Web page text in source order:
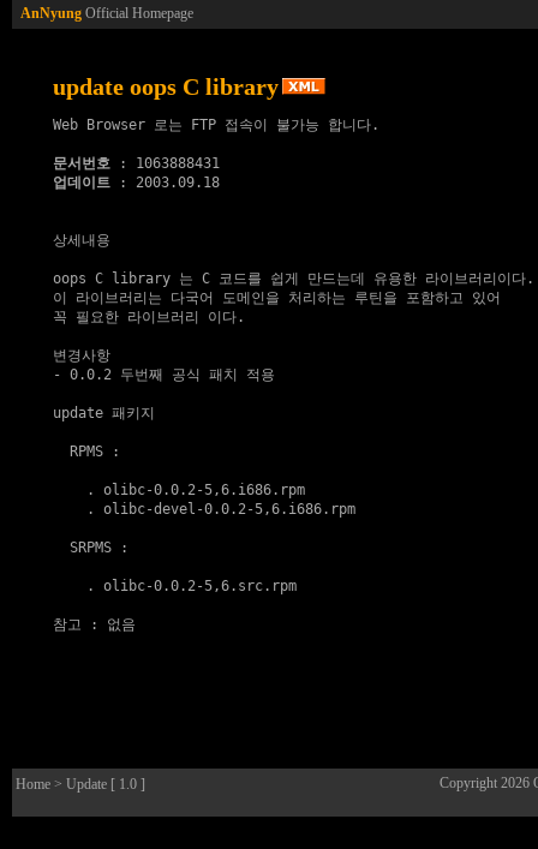
AnNyung Official Homepage
update oops C library
Web Browser 로는 FTP 접속이 불가능 합니다.
문서번호
업데이트 : 2003.09.18
상세내용
oops C library 는 C 코드를 쉽게 만드는데 유용한 라이브러리이다.
이 라이브러리는 다국어 도메인을 처리하는 루틴을 포함하고 있어
꼭 필요한 라이브러리 이다.
변경사항
- 0.0.2 두번째 공식 패치 적용
update 패키지
  RPMS :
    .
olibc-0.0.2-5,6.i686.rpm
    .
olibc-devel-0.0.2-5,6.i686.rpm
  SRPMS :
    .
olibc-0.0.2-5,6.src.rpm
참고 : 없음
Home > Update [ 1.0 ] Copyright 2026